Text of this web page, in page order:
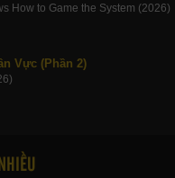
How to Game the System (2026)
Vực (Phần 2)